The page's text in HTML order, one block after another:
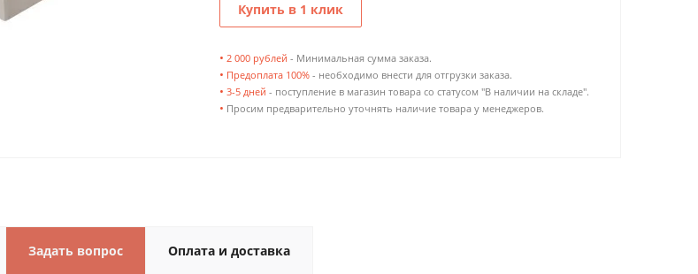
Купить в 1 клик
• 2 000 рублей - Минимальная сумма заказа.
• Предоплата 100% - необходимо внести для отгрузки заказа.
• 3-5 дней - поступление в магазин товара со статусом "В наличии на складе".
• Просим предварительно уточнять наличие товара у менеджеров.
Задать вопрос Оплата и доставка